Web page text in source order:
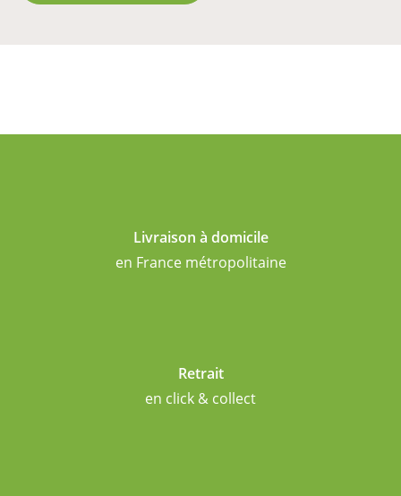
Livraison à domicile
en France métropolitaine
Retrait
en click & collect